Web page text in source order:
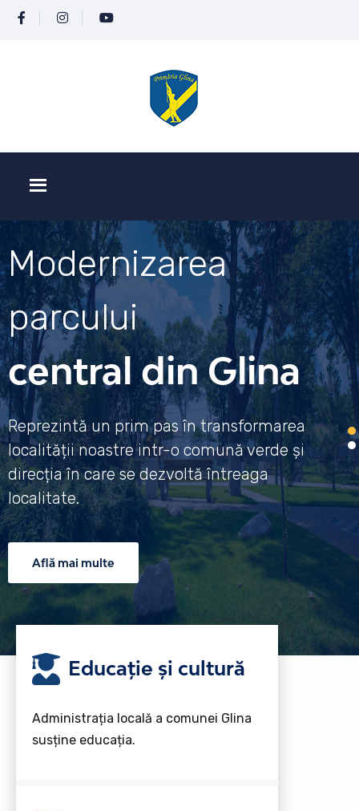
Modernizarea
parcului
central din Glina
Reprezintă un prim pas în transformarea
localității noastre intr-o comună verde și
direcția în care se dezvoltă întreaga
localitate.
Află mai multe
Educație și cultură
Administrația locală a comunei Glina
susține educația.